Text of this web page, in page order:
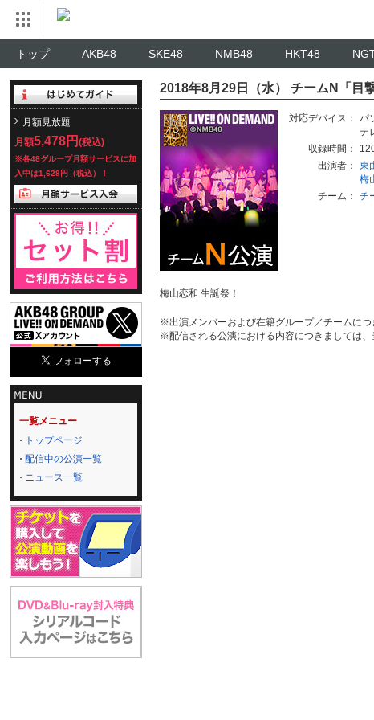
トップ AKB48 SKE48 NMB48 HKT48
月額見放題
月額5,478円 (税込)
※各48グループ月額サービスに加
入中は1,628円（税込）！
一覧メニュー
トップページ
配信中の公演一覧
ニュース一覧
2018年8月29日（水） チームN「目
対応デバイス： パ
テ
収録時間：
出演者：
東
梅
チーム：
チ
梅山恋和 生誕祭！
※出演メンバーおよび在籍グループ／チームにつ
※配信される公演における内容につきましては